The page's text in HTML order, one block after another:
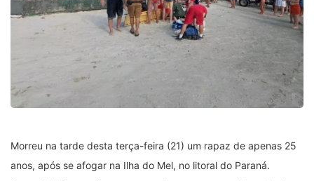
Morreu na tarde desta terça-feira (21) um rapaz de apenas 25
anos, após se afogar na Ilha do Mel, no litoral do Paraná.